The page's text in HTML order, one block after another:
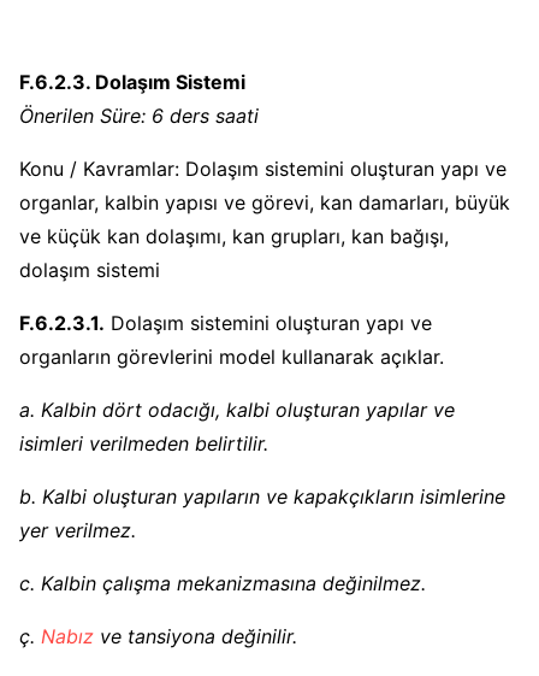
F.6.2.3. Dolaşım Sistemi
Önerilen Süre: 6 ders saati
Konu / Kavramlar: Dolaşım sistemini oluşturan yapı ve
organlar, kalbin yapısı ve görevi, kan damarları, büyük
ve küçük kan dolaşımı, kan grupları, kan bağışı,
dolaşım sistemi
F.6.2.3.1. Dolaşım sistemini oluşturan yapı ve
organların görevlerini model kullanarak açıklar.
a. Kalbin dört odacığı, kalbi oluşturan yapılar ve
isimleri verilmeden belirtilir.
b. Kalbi oluşturan yapıların ve kapakçıkların isimlerine
yer verilmez.
c. Kalbin çalışma mekanizmasına değinilmez.
ç. Nabız ve tansiyona değinilir.